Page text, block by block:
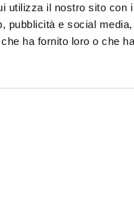
utilizza il nostro sito con
pubblicità e social
ha fornito loro o che
della Toscana
(LU)